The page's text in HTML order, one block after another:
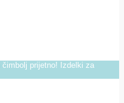
čimbolj prijetno! Izdelki za